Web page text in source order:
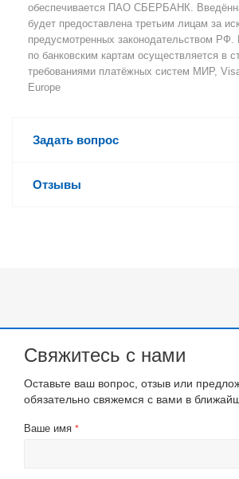
обеспечивается ПАО СБЕРБАНК.
будет предоставлена третьим лицам за
предусмотренных законодательством
по банковским картам осуществляется в
требованиями платёжных систем МИР,
Europe
Задать вопрос
Отзывы
Свяжитесь с нами
Оставьте ваш вопрос, отзыв или
обязательно свяжемся с вами в
Ваше имя *